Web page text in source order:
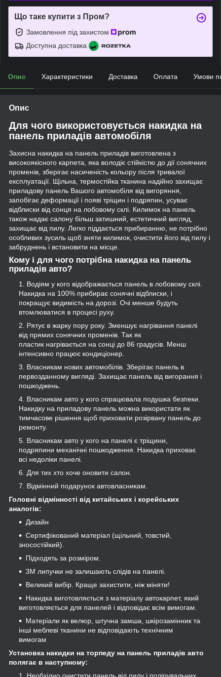
Що таке купити з Пром?
Замовлення під захистом
Доступна доставка
Опис Характеристики Доставка Оплата Умови
Опис
Для чого використовується накидка на
панель приладів автомобіля
Захисна накидка на панель приладів виготовлена з
високоякісного карпета, яка володіє стійкістю до дії сонячних
променів, зберігає насиченість кольору після тривалої
експлуатації. Щільна, термостійка тканина надійно захищає
приладову панель Вашого автомобіля від вигоряння,
запобігає деформації і появі тріщин і подряпин, усуває
відблиски від сонця на лобовому склі. Килимок на панель
також надає салону більш затишний, естетичний вигляд,
захищає від пилу. Легко піддається прибиранню, не потрібно
особливих зусиль щоб зняти килимок, очистити його від пилу і
забруднень і встановити на місце.
Кому і для чого потрібна накидка на панель
приладів авто?
Водіям у кого відображається панель в лобовому склі.
Накидка на 100% прибирає сонячні відблиски, і
покращує видимість на дорозі. Очі менше будуть
втомлюватися в процесі руху.
Рятує в жарку пору року. Зменшує нагрівання панелі
від прямих сонячних променів. Так як
пластик нагрівається на сонці до 86 градусів. Менш
інтенсивно працює кондиціонер.
Власникам нових автомобілів. Зберігає панель в
первозданному вигляді. Захищає панель від вигорання і
пошкоджень.
Власникам авто у кого спрацювала подушка безпеки.
Накидку на приладову панель можна використати як
тимчасове рішення щоб приховати розірвану панель до
ремонту.
Власникам авто у кого на панелі є тріщини,
подряпини механічні пошкодження. Накидка приховає
всі недоліки панелі.
Для тих хто хоче оновити салон.
Відмінний подарунок автовласникам.
Головні відмінності від китайських і корейських
аналогів:
Дизайн
Сертифікований матеріал (щільний, товстий,
зносостійкий).
Підходять за розміром.
3М липучки не залишають слідів на панелі.
Великий вибір. Краще захистити, ніж міняти!
Накидка виготовляється з матеріалу автокарпет, який
виготовляється для панелей і відповідає всім вимогам.
Матеріали як велюр, штучна замша, шкірозамінник та
інші меблеві тканини не відповідають технічним
вимогам
Установка накидки на торпеду на панель приладів авто
полягає в наступному: